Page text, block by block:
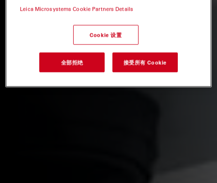
Leica Microsystems Cookie Partners Details
Cookie 设置
全部拒绝 接受所有 Cookie